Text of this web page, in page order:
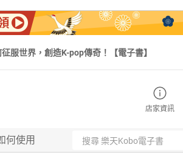
服世界，創造K-pop傳奇！【電子書】
店家資訊
何使用